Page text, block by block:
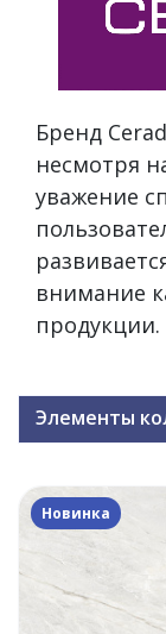
Бренд
несмотря
уважение
внимание
продукции.
Элементы
Новинка